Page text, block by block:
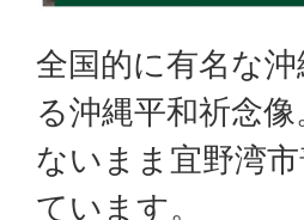
全国的に有名な
る沖縄平和祈念
ないまま宜野湾
ています。